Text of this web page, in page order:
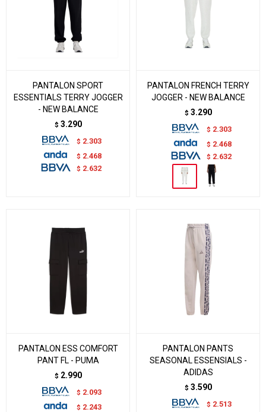
PANTALON SPORT
ESSENTIALS TERRY JOGGER
- NEW BALANCE
$ 3.290
$ 2.303
$ 2.468
$ 2.632
PANTALON FRENCH TERRY
JOGGER - NEW BALANCE
$ 3.290
$ 2.303
$ 2.468
$ 2.632
PANTALON ESS COMFORT
PANT FL - PUMA
$ 2.990
$ 2.093
$ 2.243
PANTALON PANTS
SEASONAL ESSENSIALS -
ADIDAS
$ 3.590
$ 2.513